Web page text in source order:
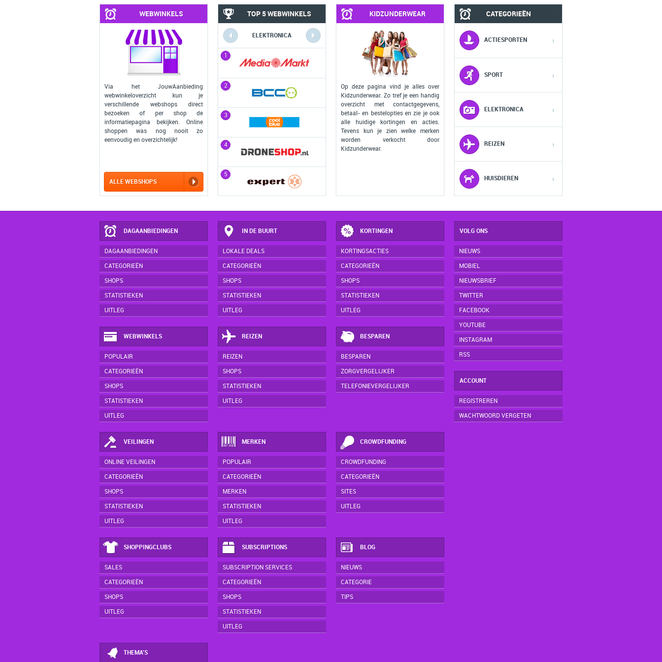
WEBWINKELS
Via het JouwAanbieding
webwinkeloverzicht kun je
verschillende webshops direct
bezoeken of per shop de
informatiepagina bekijken. Online
shoppen was nog nooit zo
eenvoudig en overzichtelijk!
ALLE WEBSHOPS
TOP 5 WEBWINKELS
ELEKTRONICA
1
2
3
4
5
COMPUTERS MOBIEL
2
3
KIDZUNDERWEAR
Op deze pagina vind je alles over
Kidzunderwear. Zo tref je een handig
overzicht met contactgegevens,
betaal- en bestelopties en zie je ook
alle huidige kortingen en acties.
Tevens kun je zien welke merken
worden verkocht door
Kidzunderwear.
CATEGORIEËN
ACTIESPORTEN ›
SPORT ›
ELEKTRONICA ›
REIZEN ›
HUISDIEREN ›
DAGAANBIEDINGEN
DAGAANBIEDINGEN
CATEGORIEËN
SHOPS
STATISTIEKEN
UITLEG
IN DE BUURT
LOKALE DEALS
CATEGORIEËN
SHOPS
STATISTIEKEN
UITLEG
KORTINGEN
KORTINGSACTIES
CATEGORIEËN
SHOPS
STATISTIEKEN
UITLEG
WEBWINKELS
POPULAIR
CATEGORIEËN
SHOPS
STATISTIEKEN
UITLEG
REIZEN
REIZEN
SHOPS
STATISTIEKEN
UITLEG
BESPAREN
BESPAREN
ZORGVERGELIJKER
TELEFONIEVERGELIJKER
VEILINGEN
ONLINE VEILINGEN
CATEGORIEËN
SHOPS
STATISTIEKEN
UITLEG
MERKEN
POPULAIR
CATEGORIEËN
MERKEN
STATISTIEKEN
UITLEG
CROWDFUNDING
CROWDFUNDING
CATEGORIEËN
SITES
UITLEG
SHOPPINGCLUBS
SALES
CATEGORIEËN
SHOPS
UITLEG
SUBSCRIPTIONS
SUBSCRIPTION SERVICES
CATEGORIEËN
SHOPS
STATISTIEKEN
UITLEG
BLOG
NIEUWS
CATEGORIE
TIPS
THEMA'S
VOLG ONS
NIEUWS
MOBIEL
NIEUWSBRIEF
TWITTER
FACEBOOK
YOUTUBE
INSTAGRAM
RSS
ACCOUNT
REGISTREREN
WACHTWOORD VERGETEN